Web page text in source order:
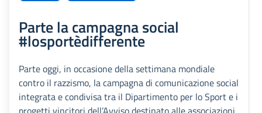
Parte la campagna social
#losportèdifferente
Parte oggi, in occasione della settimana mondiale
contro il razzismo, la campagna di comunicazione social
integrata e condivisa tra il Dipartimento per lo Sport e i